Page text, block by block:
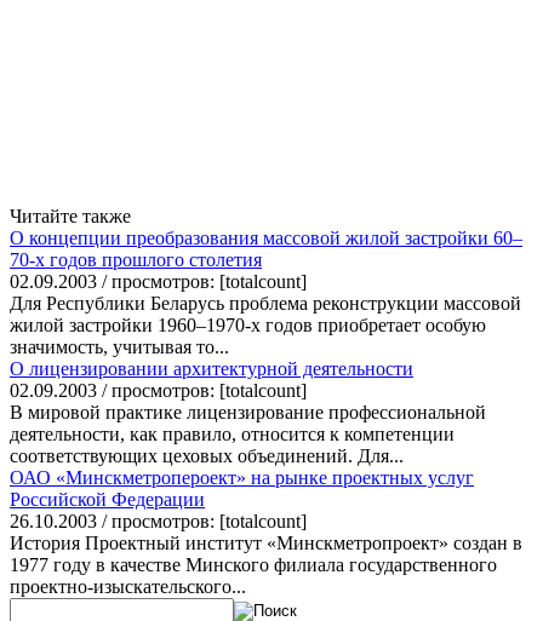
Читайте также
О концепции преобразования массовой жилой застройки 60–
70-х годов прошлого столетия
02.09.2003 / просмотров: [totalcount]
Для Республики Беларусь проблема реконструкции массовой
жилой застройки 1960–1970-х годов приобретает особую
значимость, учитывая то...
О лицензировании архитектурной деятельности
02.09.2003 / просмотров: [totalcount]
В мировой практике лицензирование профессиональной
деятельности, как правило, относится к компетенции
соответствующих цеховых объединений. Для...
ОАО «Минскметропероект» на рынке проектных услуг
Российской Федерации
26.10.2003 / просмотров: [totalcount]
История Проектный институт «Минскметропроект» создан в
1977 году в качестве Минского филиала государственного
проектно-изыскательского...